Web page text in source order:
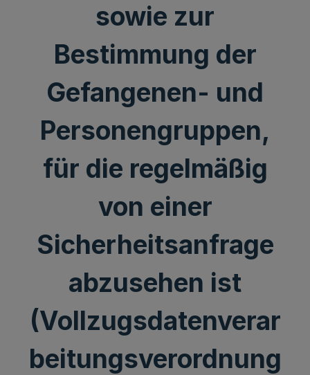
sowie zur
Bestimmung der
Gefangenen- und
Personengruppen,
für die regelmäßig
von einer
Sicherheitsanfrage
abzusehen ist
(Vollzugsdatenverar
beitungsverordnung